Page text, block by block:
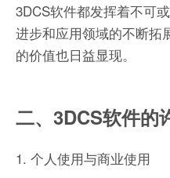
3DCS软件都发挥着不可
进步和应用领域的不断拓
的价值也日益显现。
二、3DCS软件的
1. 个人使用与商业使用